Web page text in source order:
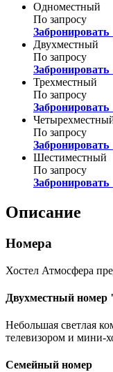
Одноместный
По запросу
Забронировать
Двухместный
По запросу
Забронировать
Трехместный
По запросу
Забронировать
По запросу
Забронировать
Шестиместный
По запросу
Забронировать
Описание
Номера
Хостел Атмосфера
Двухместный номер
Небольшая светлая
телевизором и мини-
Семейный номер